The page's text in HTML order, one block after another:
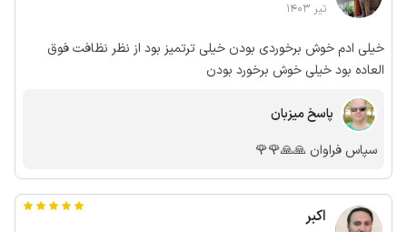
تیر 1403
خیلی ادم خوش برخوردی بودن خیلی ترتمیز بود از نظر نظافت فوق
العاده بود خیلی خوش برخورد بودن
پاسخ میزبان
سپاس فراوان 🙏🙏🌹🌹
اکبر